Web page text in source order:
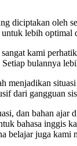
diciptakan oleh
lebih optimal
kami
bulannya
menjadikan
dari gangguan
dan bahan
bahasa inggis
belajar juga